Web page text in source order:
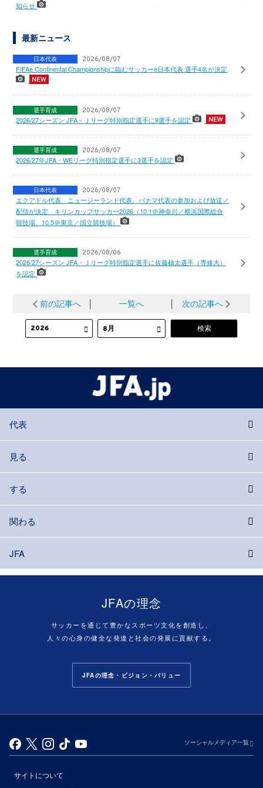
知らせ
最新ニュース
日本代表 2026/08/07
FIFAe Continental Championshipに臨むサッカーe日本代表 選手4名が決定
選手育成 2026/08/07
2026/27シーズン JFA・Ｊリーグ特別指定選手に9選手を認定
選手育成 2026/08/07
2026/27年JFA・WEリーグ特別指定選手に3選手を認定
日本代表 2026/08/07
エクアドル代表、ニュージーランド代表、パナマ代表の参加および放送／
配信が決定 キリンカップサッカー2026（10.1＠神奈川／横浜国際総合
競技場、10.5＠東京／国立競技場）
選手育成 2026/08/06
2026/27シーズン JFA・Ｊリーグ特別指定選手に佐藤柚太選手（専修大）
を認定
前の記事へ 一覧へ 次の記事へ
代表
見る
する
関わる
JFA
JFAの理念
サッカーを通じて豊かなスポーツ文化を創造し、
人々の心身の健全な発達と社会の発展に貢献する。
JFAの理念・ビジョン・バリュー
ソーシャルメディア一覧
サイトについて